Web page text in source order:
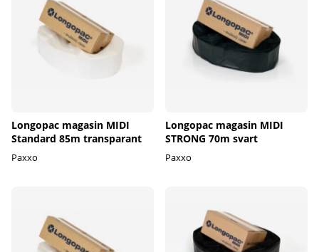
Longopac magasin MIDI
Standard 85m transparant
Paxxo
Longopac magasin MIDI
STRONG 70m svart
Paxxo